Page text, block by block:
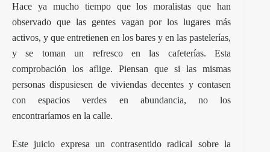
Hace ya mucho tiempo que los moralistas que han
observado que las gentes vagan por los lugares más
activos, y que entretienen en los bares y en las pastelerías,
y se toman un refresco en las cafeterías. Esta
comprobación los aflige. Piensan que si las mismas
personas dispusiesen de viviendas decentes y contasen
con espacios verdes en abundancia, no los
encontraríamos en la calle.
Este juicio expresa un contrasentido radical sobre la